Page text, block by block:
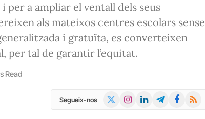
per a ampliar el ventall dels seus
als mateixos centres escolars sense
i gratuïta, es converteixen
per tal de garantir l’equitat.
Read
Segueix-nos InstagramLinkedInTelegramFacebook
RSS